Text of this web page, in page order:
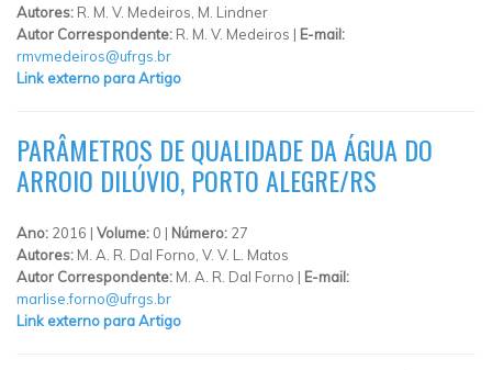
Autores: R. M. V. Medeiros, M. Lindner
Autor Correspondente: R. M. V. Medeiros | E-mail:
rmvmedeiros@ufrgs.br
Link externo para Artigo
PARÂMETROS DE QUALIDADE DA ÁGUA DO
ARROIO DILÚVIO, PORTO ALEGRE/RS
Ano: 2016 | Volume: 0 | Número: 27
Autores: M. A. R. Dal Forno, V. V. L. Matos
Autor Correspondente: M. A. R. Dal Forno | E-mail:
marlise.forno@ufrgs.br
Link externo para Artigo